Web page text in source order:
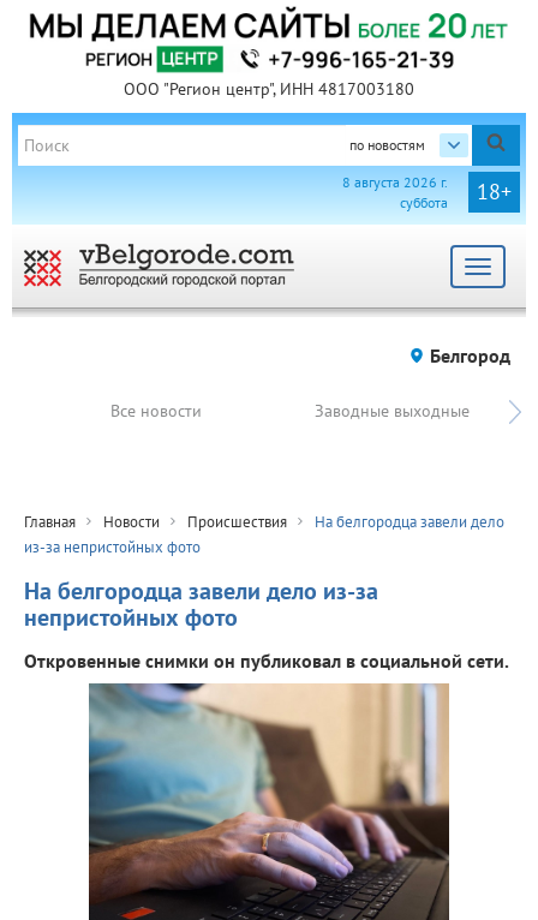
ООО "Регион центр", ИНН 4817003180
по новостям
18+
8 августа 2026 г.
суббота
Toggle
Белгород
Все новости Заводные выходные
Главная Новости Происшествия
На белгородца завели дело
из-за непристойных фото
На белгородца завели дело из-за
непристойных фото
Откровенные снимки он публиковал в социальной сети.